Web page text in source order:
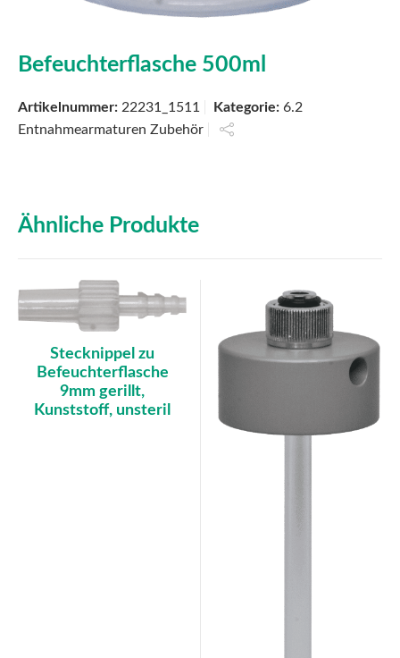
Befeuchterflasche 500ml
Artikelnummer: 22231_1511 Kategorie: 6.2
Entnahmearmaturen Zubehör
Ähnliche Produkte
Stecknippel zu
Befeuchterflasche
9mm gerillt,
Kunststoff, unsteril